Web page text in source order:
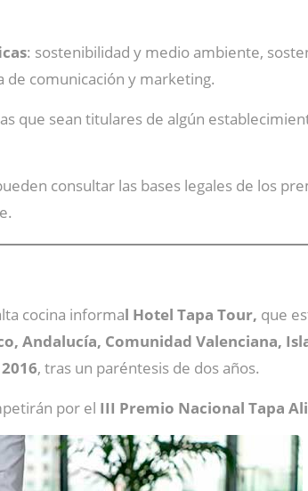
: sostenibilidad y medio ambiente,
de comunicación y marketing.
que sean titulares de algún
consultar las bases legales de los
cocina informal Hotel Tapa Tour, que
Andalucía, Comunidad Valenciana,
2016, tras un paréntesis de dos años.
por el III Premio Nacional Tapa